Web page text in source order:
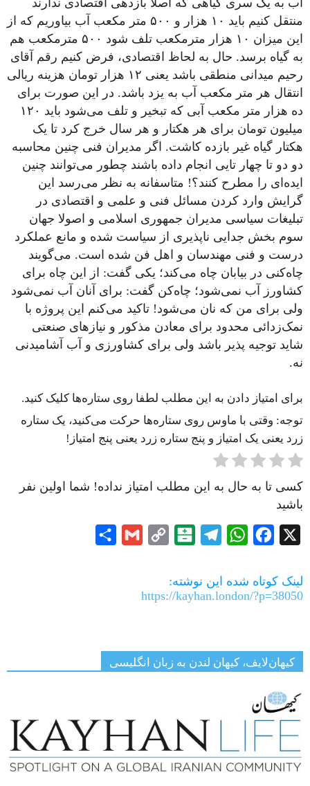
آب به یک سری گیاهی که اصلاً بازدهی اقتصادی ندارند
منتقل کنیم باید ۱۰ هزار و ۵۰۰ متر مکعب آب بیاوریم که از
این میزان ۱۰ هزار مترمکعب تلف شود ۵۰۰ مترمکعب هم
به گیاه برسد. حال به لحاظ اقتصادی، فرض کنیم رقم آقای
رحیم میدانی منطقی باشد یعنی ۱۲ هزار تومان هزینه ریالی
انتقال هر متر مکعب آب به یزد باشد. در این صورت برای
ده هزار متر مکعب آبی که تبخیر و تلف می‌شود باید ۱۲۰
میلیون تومان برای هر هکتار و هر سال خرج کرد تا یک
هکتار گیاه غیر بازده کاشت. اگر مدیران فنی چنین محاسبه
دو دو تا چهار تایی انجام داده باشند چطور می‌توانند چنین
ایده‌ای را مطرح کنند؟! متاسفانه به نظر می‌رسد این
گرایش وارد کردن مسائل فنی و علمی و اقتصادی در
تبلیغات سیاسی مدیران جمهوری اسلامی و اصولا جهان
سوم بخش جدایی ناپذیری از سیاست شده و مانع عملکرد
درست و فنی مهندسان و اهل فن شده است. می‌گویند
چاه‌کنی در بیابان چاه می‌کند؛ یکی گفت: از این چاه برای
کشاورز آب نمی‌شود؛ چاه‌کن گفت: برای آنان آب نمی‌شود
ولی برای من که نان می‌شود! تاکید می‌کنم این پروژه با
نمک‌زدائی محدود برای معادن مذکور و نیاز‌های صنعتی
شاید توجیه پذیر باشد ولی برای کشاورزی و آب آشامیدنی
نه.
برای امتیاز دادن به این مطلب لطفا روی ستاره‌ها کلیک کنید.
توجه: وقتی با ماوس روی ستاره‌ها حرکت می‌کنید، یک ستاره
زرد یعنی یک امتیاز و پنج ستاره زرد یعنی پنج امتیاز!
کسی تا به حال به این مطلب امتیاز نداده! شما اولین نفر
باشید
X
Facebook
WhatsApp
Telegram
Balatarin
Copy
Gmail
لینک کوتاه شده این نوشته:
https://kayhan.london/?p=38050
کیهان‌لایف، کیهان لندن به زبان انگلیسی